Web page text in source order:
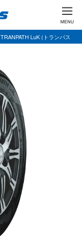
TRANPATH LuK (トランパス・